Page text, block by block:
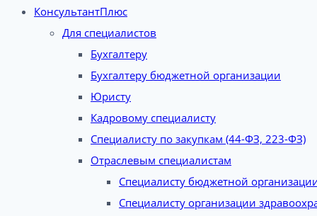
КонсультантПлюс
Для специалистов
Бухгалтеру
Бухгалтеру бюджетной организации
Юристу
Кадровому специалисту
Специалисту по закупкам (44-ФЗ, 223-ФЗ)
Отраслевым специалистам
Специалисту бюджетной
Специалисту организации